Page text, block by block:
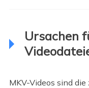
Ursachen
MKV-Videos sind